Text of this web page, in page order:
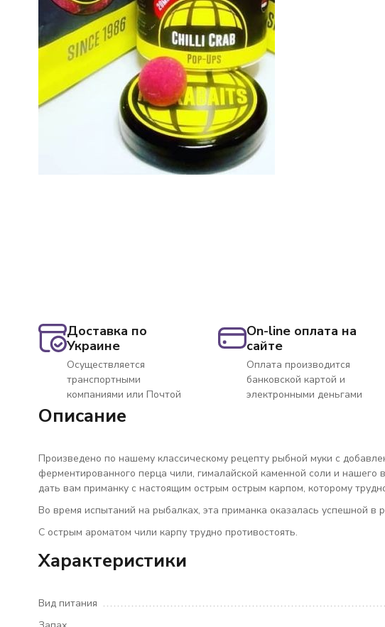
Доставка по
Украине
Осуществляется
транспортными
компаниями или Почтой
On-line оплата на
сайте
Оплата производится
банковской картой и
электронными деньгами
Описание
Произведено по нашему классическому рецепту рыбной муки с
ферментированного перца чили, гималайской каменной соли и нашего
дать вам приманку с настоящим острым острым карпом, которому
Во время испытаний на рыбалках, эта приманка оказалась успешной в
С острым ароматом чили карпу трудно противостоять.
Характеристики
Вид питания